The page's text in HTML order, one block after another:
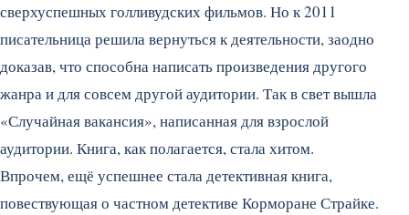
сверхуспешных голливудских фильмов. Но к 2011
писательница решила вернуться к деятельности, заодно
доказав, что способна написать произведения другого
жанра и для совсем другой аудитории. Так в свет вышла
«Случайная вакансия», написанная для взрослой
аудитории. Книга, как полагается, стала хитом.
Впрочем, ещё успешнее стала детективная книга,
повествующая о частном детективе Корморане Страйке.